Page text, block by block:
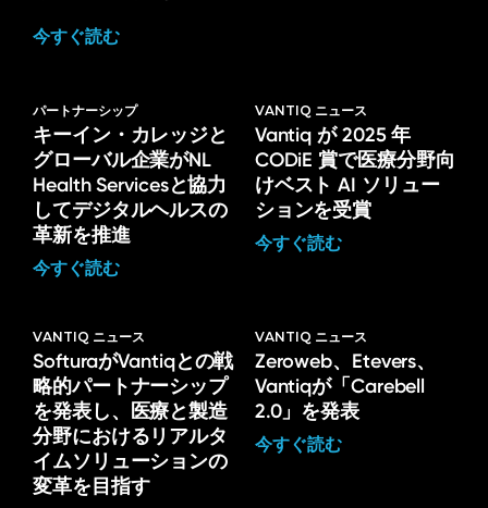
今すぐ読む
パートナーシップ
キーイン・カレッジと
グローバル企業がNL
Health Servicesと協力
してデジタルヘルスの
革新を推進
今すぐ読む
VANTIQ ニュース
Vantiq が 2025 年
CODiE 賞で医療分野向
けベスト AI ソリュー
ションを受賞
今すぐ読む
VANTIQ ニュース
SofturaがVantiqとの戦
略的パートナーシップ
を発表し、医療と製造
分野におけるリアルタ
イムソリューションの
変革を目指す
VANTIQ ニュース
Zeroweb、Etevers、
Vantiqが「Carebell
2.0」を発表
今すぐ読む